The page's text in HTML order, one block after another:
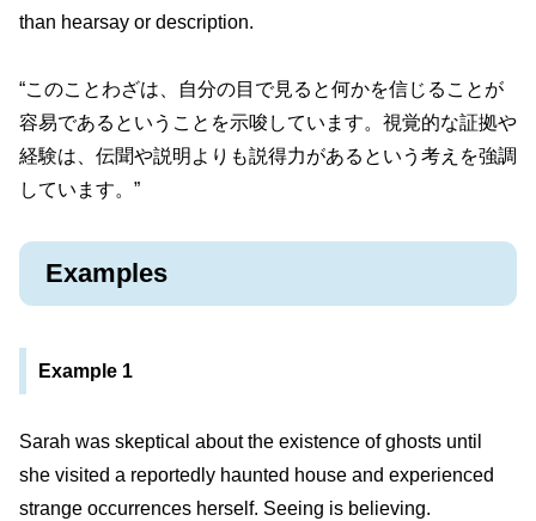
than hearsay or description.
“このことわざは、自分の目で見ると何かを信じることが
容易であるということを示唆しています。視覚的な証拠や
経験は、伝聞や説明よりも説得力があるという考えを強調
しています。”
Examples
Example 1
Sarah was skeptical about the existence of ghosts until
she visited a reportedly haunted house and experienced
strange occurrences herself. Seeing is believing.